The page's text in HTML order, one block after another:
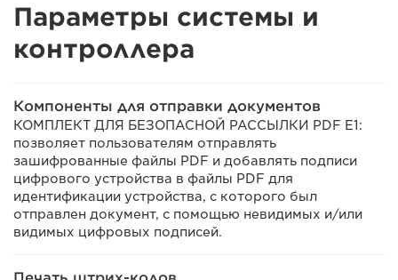
Параметры системы и
контроллера
Компоненты для отправки документов
КОМПЛЕКТ ДЛЯ БЕЗОПАСНОЙ РАССЫЛКИ PDF E1:
позволяет пользователям отправлять
зашифрованные файлы PDF и добавлять подписи
цифрового устройства в файлы PDF для
идентификации устройства, с которого был
отправлен документ, с помощью невидимых и/или
видимых цифровых подписей.